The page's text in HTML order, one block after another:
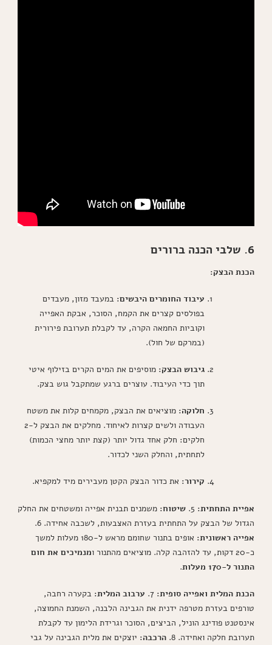
6. שלבי הכנה ברורים
הכנת הבצק:
עיבוד החומרים היבשים: במעבד מזון, מעבדים
בפולסים קצרים את הקמח, הסוכר, אבקת האפייה
וקוביות החמאה הקרה, עד לקבלת תערובת פירורית
(במרקם של חול).
גיבוש הבצק: מוסיפים את המים הקרים בזילוף איטי
תוך כדי העיבוד. עוצרים ברגע שמתקבל גוש בצק.
חלוקה: מוציאים את הבצק, מקמחים קלות את משטח
העבודה ולשים קצרות לאיחוד. מחלקים את הבצק ל-2
חלקים: חלק אחד גדול יותר (קצת יותר מחצי הכמות)
לתחתית, והחלק השני לכדור.
קירור: את כדור הבצק הקטן מעבירים מיד למקפיא.
אפיית התחתית: שיטוח: משמנים תבנית אפייה ומשטחים את החלק
הגדול של הבצק על התחתית בעזרת האצבעות, לשכבה אחידה. 6.
אפייה ראשונית:
אופים בתנור שחומם מראש ל-180 מעלות למשך
כ-20 דקות, עד להזהבה קלה. מוציאים מהתנור ו
מנמיכים את חום
התנור ל-170 מעלות
.
הכנת המלית ואפייה סופית: ערבוב המלית: בקערה רחבה,
טורפים בעזרת מטרפה ידנית את הגבינה הלבנה, השמנת החמוצה,
אינסטנט פודינג הוניל, הביצים, הסוכר וגרידת הלימון עד לקבלת
תערובת חלקה ואחידה. 8.
הרכבה: יוצקים את מלית הגבינה על גבי